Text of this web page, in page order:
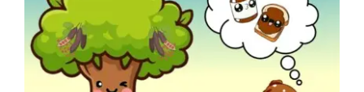
PREGUNTAS FRECUENTES